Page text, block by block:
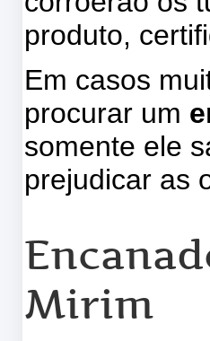
produto,
Em casos
procurar um
somente ele
prejudicar as
Mirim